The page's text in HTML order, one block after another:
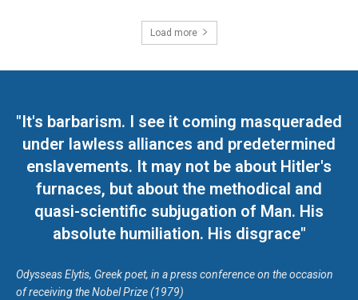
Load more
"It's barbarism. I see it coming masqueraded
under lawless alliances and predetermined
enslavements. It may not be about Hitler's
furnaces, but about the methodical and
quasi-scientific subjugation of Man. His
absolute humiliation. His disgrace"
Odysseas Elytis, Greek poet, in a press conference on the occasion
of receiving the Nobel Prize (1979)